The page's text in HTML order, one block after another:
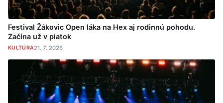
Festival Žákovic Open láka na Hex aj rodinnú pohodu.
Začína už v piatok
KULTÚRA21. 7. 2026